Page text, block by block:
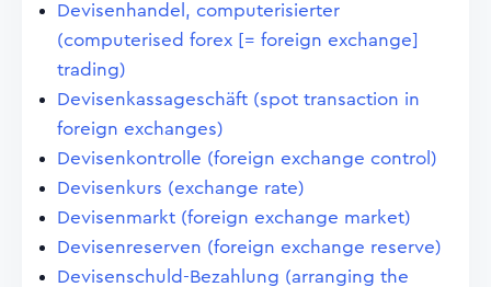
Devisenhandel, computerisierter
(computerised forex [= foreign exchange]
trading)
Devisenkassageschäft (spot transaction in
foreign exchanges)
Devisenkontrolle (foreign exchange control)
Devisenkurs (exchange rate)
Devisenmarkt (foreign exchange market)
Devisenreserven (foreign exchange reserve)
Devisenschuld-Bezahlung (arranging the